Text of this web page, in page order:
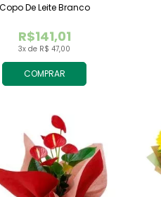
COMPRAR
3x de R$ 47,00
R$141,01
Copo De Leite Branco